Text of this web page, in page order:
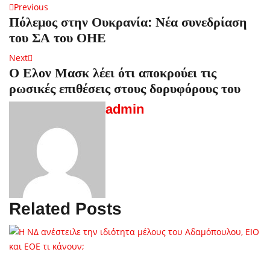
Πλοήγηση
άρθρων
Previous
post:
Πόλεμος στην Ουκρανία: Νέα συνεδρίαση
του ΣΑ του ΟΗΕ
Next
post:
Ο Ελον Μασκ λέει ότι αποκρούει τις
ρωσικές επιθέσεις στους δορυφόρους του
admin
Related Posts